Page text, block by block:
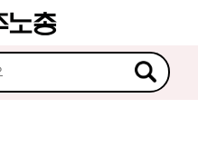
치북5